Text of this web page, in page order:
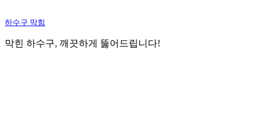
하수구 막힘
막힌 하수구, 깨끗하게 뚫어드립니다!